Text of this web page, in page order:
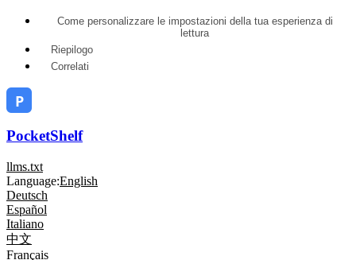
Come personalizzare le impostazioni della tua esperienza di
lettura
Riepilogo
Correlati
PocketShelf
llms.txt
Language:English
Deutsch
Español
Italiano
中文
Français